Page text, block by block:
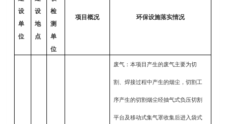
设
单
位
设
地
点
检
测
单
位
项目概况 环保设施落实情况
废气 ：本项目产生的废气主要为切
割、焊接过程中产生的烟尘 ，切割工
序产生的切割烟尘经抽气式负压切割
平台及移动式集气罩收集后进入袋式